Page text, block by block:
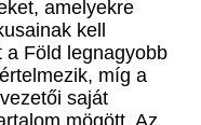
amelyekre
kell
a Föld legnagyobb
míg a
saját
mögött. Az